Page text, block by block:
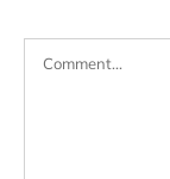
Comment